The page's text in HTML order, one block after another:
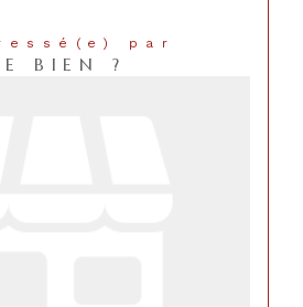
par
BIEN ?